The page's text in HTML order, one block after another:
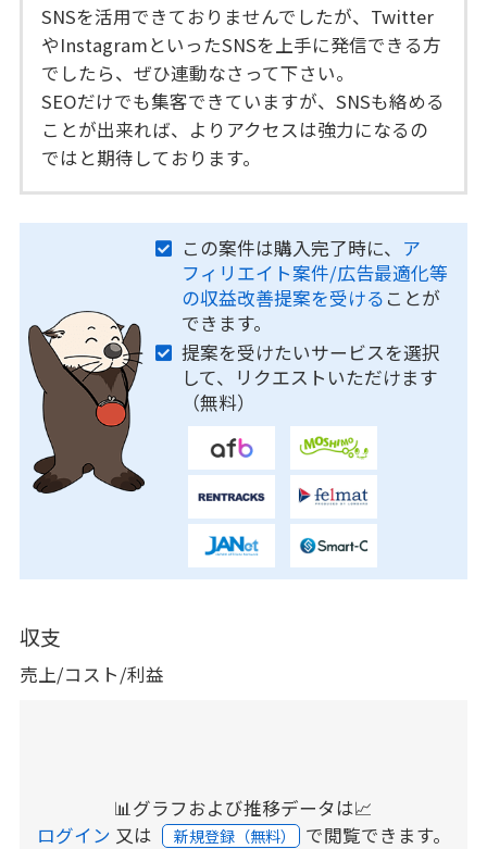
SNSを活用できておりませんでしたが、Twitter
やInstagramといったSNSを上手に発信できる方
でしたら、ぜひ連動なさって下さい。
SEOだけでも集客できていますが、SNSも絡める
ことが出来れば、よりアクセスは強力になるの
ではと期待しております。
この案件は購入完了時に、 ア
フィリエイト案件/広告最適化等
の収益改善提案を受ける ことが
できます。
提案を受けたいサービスを選択
して、リクエストいただけます
（無料）
収支
売上/コスト/利益
📊グラフおよび推移データは📈
ログイン 又は 新規登録（無料） で閲覧できます。